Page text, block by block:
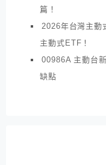
篇！
2026年台灣主動
主動式ETF！
00986A 主動台
缺點